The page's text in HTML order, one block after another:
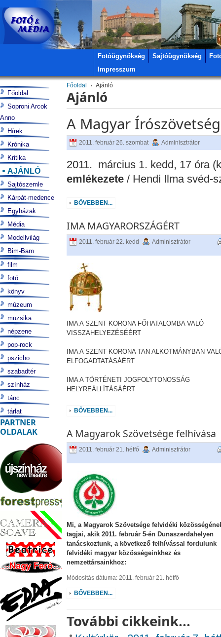
Fotóügynökség Sajtóügynökség
Impresszum
Főoldal Ajánló
Ajánló
A Magyar
2011. február 26. szombat Adminisztrátor
2011. március 1. kedd, 17 óra
emlékezete/ Hendi Ilma svéd-
BŐVEBBEN...
IMA MAGYARORSZÁGÉRT
2011. február 22. kedd Adminisztrátor
IMA A SZENT KORONA FŐHATALOMBA VALÓ
VISSZAHELYEZÉSÉÉRT
IMA A SZENT KORONA TAN ALKOTMÁNYBAN
ELFOGADTATÁSÁÉRT
IMA A TÖRTÉNETI JOGFOLYTONOSSÁG
HELYREÁLLÍTÁSÁÉRT
BŐVEBBEN...
A Magyarok Szövetsége felhívása
2011. február 21. hétfő Adminisztrátor
Mi, a Magyarok Szövetsége felvidéki
tagjai, akik 2011. február 5-én Dunaszerdahelyen
tanácskoztunk, a következő felhívással fordulunk
felvidéki magyar közösségeinkhez és
nemzettársainkhoz:
Módosítás dátuma: 2011. február 21. hétfő
BŐVEBBEN...
További cikkeink...
Főoldal
Soproni Arcok
Anno
Hírek
Krónika
Kritika
AJÁNLÓ
Sajtószemle
Kárpát-medence
Egyházak
Média
Modellvilág
Bim-Bam
film
fotó
könyv
múzeum
muzsika
népzene
pop-rock
pszicho
szabadtér
színház
tánc
tárlat
PARTNER
OLDALAK